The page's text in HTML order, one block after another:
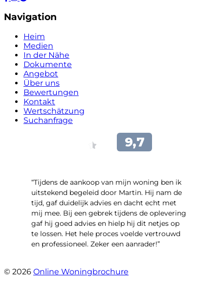
Navigation
Heim
Medien
In der Nähe
Dokumente
Angebot
Über uns
Bewertungen
Kontakt
Wertschätzung
Suchanfrage
“Tijdens de aankoop van mijn woning ben ik
uitstekend begeleid door Martin. Hij nam de
tijd, gaf duidelijk advies en dacht echt met
mij mee. Bij een gebrek tijdens de oplevering
gaf hij goed advies en hielp hij dit netjes op
te lossen. Het hele proces voelde vertrouwd
en professioneel. Zeker een aanrader!”
© 2026 Online Woningbrochure